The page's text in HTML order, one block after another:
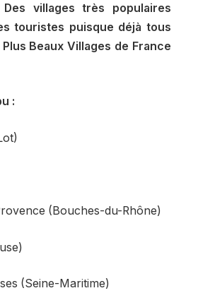
villages très populaires
touristes puisque déjà tous
Beaux Villages de France
:
(Bouches-du-Rhône)
(Seine-Maritime)